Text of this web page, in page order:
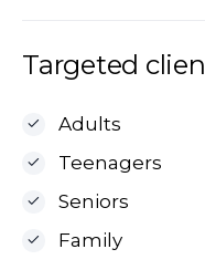
Targeted
Adults
Teenagers
Seniors
Family